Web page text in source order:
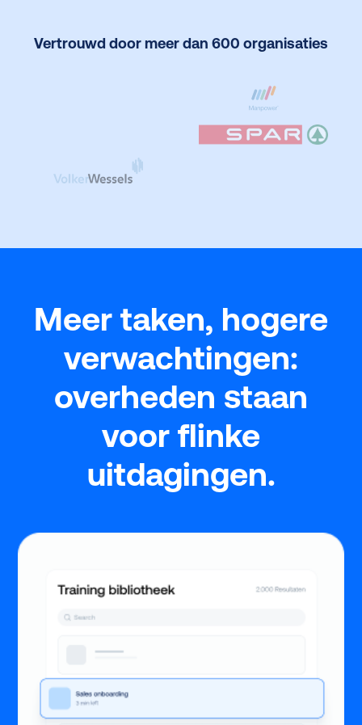
Vertrouwd door meer dan 600 organisaties
Meer taken, hogere
verwachtingen:
overheden staan
voor flinke
uitdagingen.